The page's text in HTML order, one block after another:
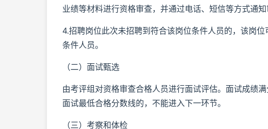
业绩等材料进行资格审查，并通过电话、短信等方式通
4.招聘岗位此次未招聘到符合该岗位条件人员的，该岗
条件人员。
（二）面试甄选
由考评组对资格审查合格人员进行面试评估。面试成绩
面试最低合格分数线的，不能进入下一环节。
（三）考察和体检